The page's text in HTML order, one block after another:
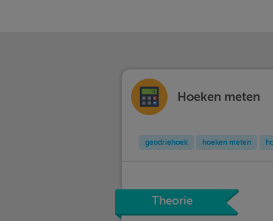
Hoeken meten
geodriehoek hoeken meten
Theorie